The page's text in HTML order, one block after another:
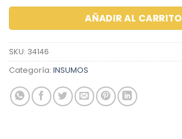
AÑADIR AL CARRITO
SKU: 34146
Categoría: INSUMOS